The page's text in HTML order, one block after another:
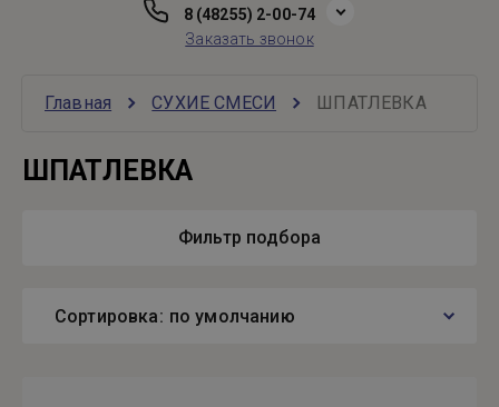
8 (48255) 2-00-74
Заказать звонок
Главная СУХИЕ СМЕСИ ШПАТЛЕВКА
ШПАТЛЕВКА
Фильтр подбора
Сортировка: по умолчанию